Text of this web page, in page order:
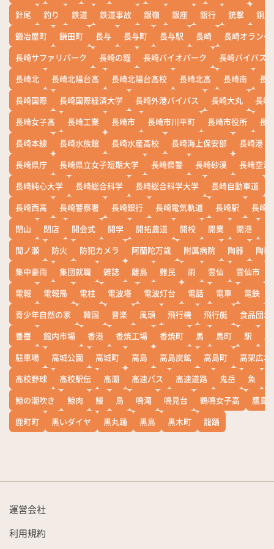
針尾
釣り 鉄道 鉄道事故 銀嶺 銀座 銀行 銃撃
銅座
鍛冶屋町
鎌田町 長与 長与町 長与駅 長崎
長崎オランダ
長崎サファリパーク
長崎の鐘 長崎バイオパーク
長崎バイパス
長崎北
長崎北陽台高 長崎北陽台高校 長崎北高 長崎南
長
長崎国際
長崎国際経済大学 長崎外港バイパス 長崎大丸
長崎
長崎女子高
長崎工業 長崎市 長崎市川平町 長崎市役所
長
長崎本線
長崎水族館 長崎水産高校 長崎海上保安部
長崎港
長崎県庁
長崎県立女子短期大学 長崎県警 長崎砂漠
長崎空港
長崎純心大学
長崎総合科学 長崎総合科学大学 長崎自動車道
長崎西高
長崎警察署 長崎銀行 長崎電気軌道 長崎駅
長崎
閉山
閉店 開会式 開学 開拓農道 開校 開業 開港
間ノ瀬
防火 防犯カメラ 阿蘭陀万歳 附属病院 陶器
陶器
集中豪雨
集団就職 雑誌 離島 難民 雨 雲仙 雲仙市
電報
電報局 電柱 電波塔 電波灯台 電話 電車 電鉄
青少年自然の家
韓国 音楽 風頭 飛行機 飛行艇
食品団地
養蚕
館内市場 香港 香焼工場 香焼町 馬 馬町 駅
駐車場
高城公園 高城町 高島 高島炭鉱 高島町
高架広場
高校野球
高校駅伝 高潮 高速バス 高速道路 鬼岳 魚
鯨の潮吹き
鯨肉 鰻 鳥 鳴滝 鳴見台 鶴鳴女子高
鷹島
鹿町町
黒いダイヤ 黒丸踊 黒島 黒木町 龍踊
運営会社
利用規約